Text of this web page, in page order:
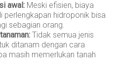
awal: Meski efisien, biaya
perlengkapan hidroponik bisa
sebagian orang.
Tidak semua jenis
ditanam dengan cara
masih memerlukan tanah